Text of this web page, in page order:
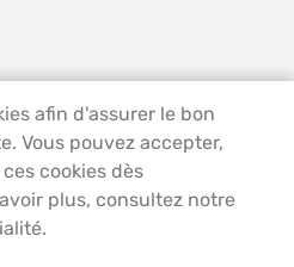
afin d'assurer le bon
Vous pouvez accepter,
cookies dès
plus, consultez notre